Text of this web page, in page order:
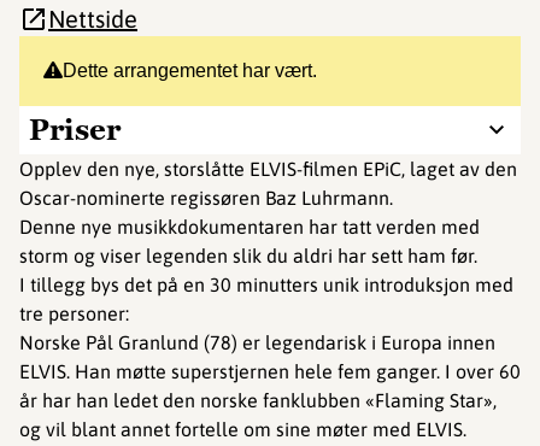
Dette arrangementet har vært.
Priser
Opplev den nye, storslåtte ELVIS-filmen EPiC, laget av den
Oscar-nominerte regissøren Baz Luhrmann.
Denne nye musikkdokumentaren har tatt verden med
storm og viser legenden slik du aldri har sett ham før.
I tillegg bys det på en 30 minutters unik introduksjon med
tre personer:
Norske Pål Granlund (78) er legendarisk i Europa innen
ELVIS. Han møtte superstjernen hele fem ganger. I over 60
år har han ledet den norske fanklubben «Flaming Star»,
og vil blant annet fortelle om sine møter med ELVIS.
Nettside